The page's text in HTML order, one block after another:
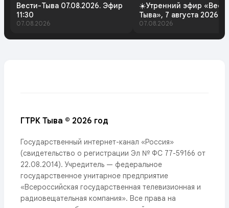
Вести-Тыва 07.08.2026. Эфир
11:30
07.08.2026
☀️Утренний эфир
Тыва», 7 августа 2026
07.08.2026
ГТРК Тыва © 2026 год
Государственный интернет-канал «Россия»
(свидетельство о регистрации Эл № ФС 77-59166 от
22.08.2014). Учредитель — федеральное
государственное унитарное предприятие
«Всероссийская государственная телевизионная и
радиовещательная компания». Все права на